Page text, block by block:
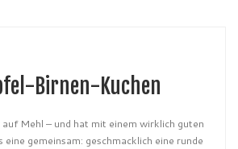
Birnen-Kuchen
Mehl – und hat mit einem wirklich guten
eine gemeinsam: geschmacklich eine runde